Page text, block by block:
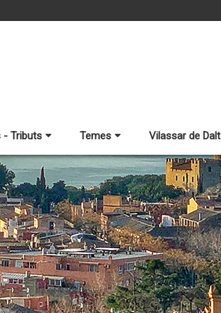
- Tributs Temes Vilassar de Dalt